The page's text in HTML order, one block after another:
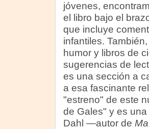
jóvenes,
el libro bajo el
que incluye
infantiles.
humor y libros de
sugerencias de
es una sección a
a esa fascinante
"estreno" de este
de Gales" y es
Dahl —autor de